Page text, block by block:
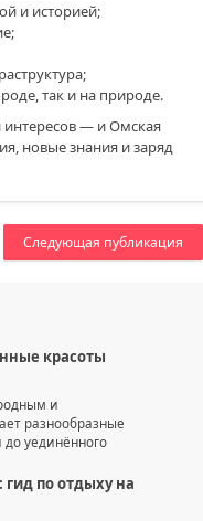
и историей;
так и на природе.
интересов — и Омская
новые знания и заряд
Следующая публикация
красоты
и
разнообразные
до уединённого
по отдыху на